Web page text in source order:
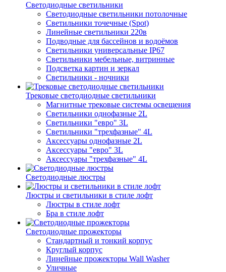
Светодиодные светильники
Светодиодные светильники потолочные
Светильники точечные (Spot)
Линейные светильники 220в
Подводные для бассейнов и водоёмов
Светильники универсальные IP67
Светильники мебельные, витринные
Подсветка картин и зеркал
Светильники - ночники
Трековые светодиодные светильники
Магнитные трековые системы освещения
Светильники однофазные 2L
Светильники "евро" 3L
Светильники "трехфазные" 4L
Аксессуары однофазные 2L
Аксессуары "евро" 3L
Аксессуары "трехфазные" 4L
Светодиодные люстры
Люстры и светильники в стиле лофт
Люстры в стиле лофт
Бра в стиле лофт
Светодиодные прожекторы
Стандартный и тонкий корпус
Круглый корпус
Линейные прожекторы Wall Washer
Уличные